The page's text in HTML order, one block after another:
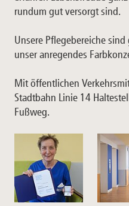
rundum gut versorgt sind.
Unsere Pflegebereiche
unser anregendes
Mit öffentlichen
Stadtbahn Linie 14
Fußweg.